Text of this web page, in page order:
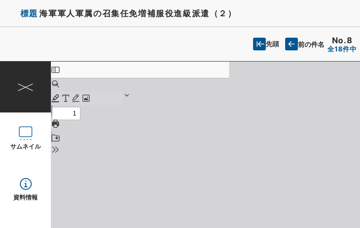
標題 海軍軍人軍属の召集任免増補服役進級派遣（２）
先頭 前の件名 No.8
全18件中
サムネイル
資料情報